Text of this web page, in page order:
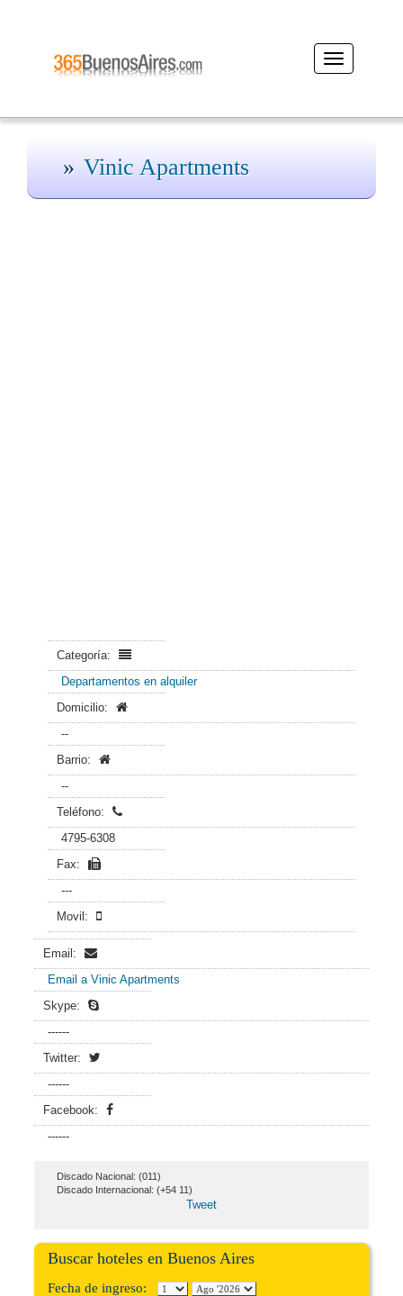
Desplegar
navegación
Vinic Apartments
Categoría:
Departamentos en alquiler
Domicilio:
--
Barrio:
--
Teléfono:
4795-6308
Fax:
---
Movil:
Email:
Email a Vinic Apartments
Skype:
------
Twitter:
------
Facebook:
------
Discado Nacional: (011)
Discado Internacional: (+54 11)
Tweet
Buscar hoteles en Buenos Aires
Fecha de ingreso: